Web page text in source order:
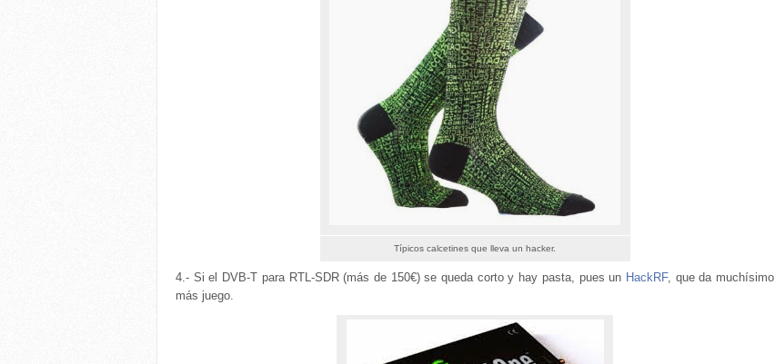
Típicos calcetines que lleva un hacker.
4.- Si el DVB-T para RTL-SDR (más de 150€) se queda corto y hay pasta, pues un HackRF, que da muchísimo
más juego.